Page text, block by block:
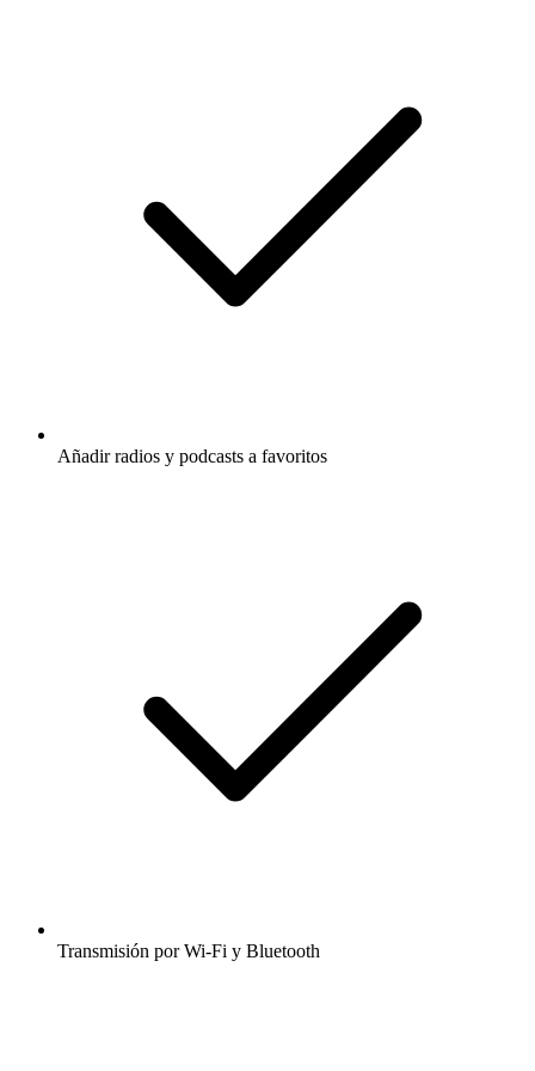
Añadir radios y podcasts a favoritos
Transmisión por Wi-Fi y Bluetooth